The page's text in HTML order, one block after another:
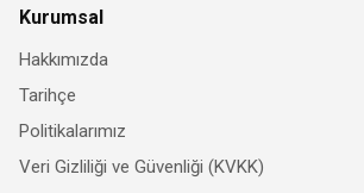
Kurumsal
Hakkımızda
Tarihçe
Politikalarımız
Veri Gizliliği ve Güvenliği (KVKK)